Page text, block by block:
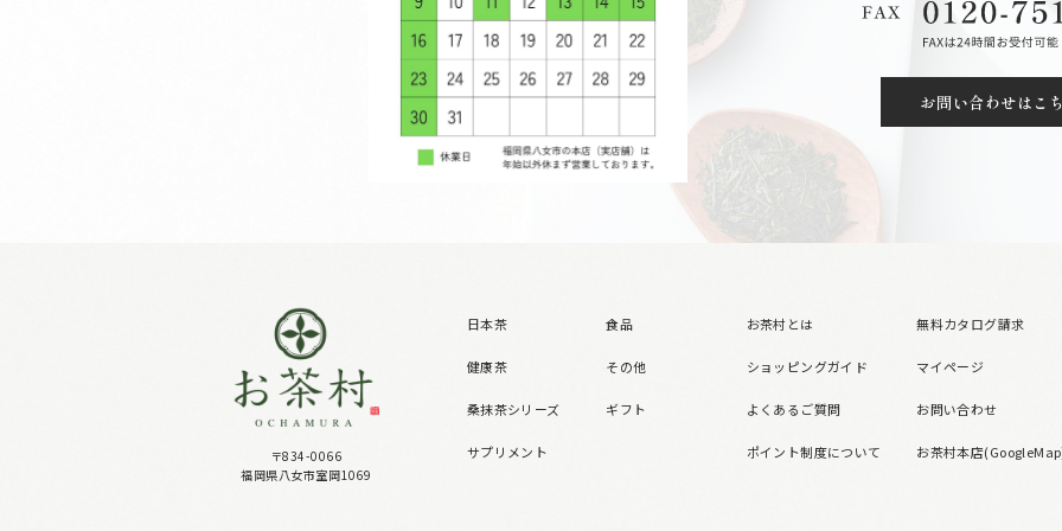
お問い合わせはこ
〒834-0066
福岡県八女市室岡1069
日本茶
健康茶
桑抹茶シリーズ
サプリメント
食品
その他
ギフト
お茶村とは
ショッピングガイド
よくあるご質問
ポイント制度について
無料カタログ請求
マイページ
お問い合わせ
お茶村本店